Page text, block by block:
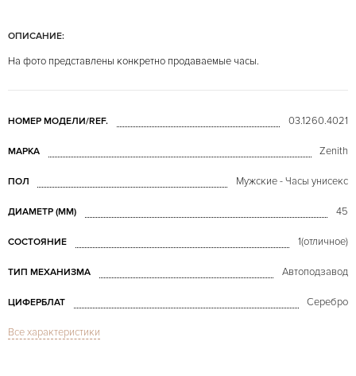
ОПИСАНИЕ:
На фото представлены конкретно продаваемые часы.
НОМЕР МОДЕЛИ/REF. 03.1260.4021
МАРКА Zenith
ПОЛ Мужские - Часы унисекс
ДИАМЕТР (MM) 45
СОСТОЯНИЕ 1(отличное)
ТИП МЕХАНИЗМА Автоподзавод
ЦИФЕРБЛАТ Серебро
СТЕКЛО
Все характеристики